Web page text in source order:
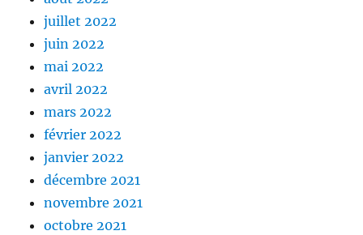
juillet 2022
juin 2022
mai 2022
avril 2022
mars 2022
février 2022
janvier 2022
décembre 2021
novembre 2021
octobre 2021